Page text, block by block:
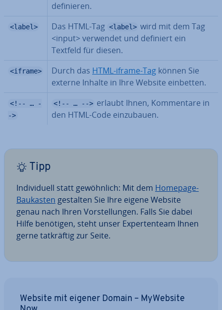
de­fi­nie­ren.
<label> Das HTML-Tag <label> wird mit dem Tag
<input> verwendet und definiert ein
Textfeld für diesen.
<iframe> Durch das HTML-iframe-Tag können Sie
externe Inhalte in Ihre Website einbetten.
<!-- … -
->
<!-- … --> erlaubt Ihnen, Kom­men­ta­re in
den HTML-Code ein­zu­bau­en.
Tipp
In­di­vi­du­ell statt ge­wöhn­lich: Mit dem Homepage-
Baukasten gestalten Sie Ihre eigene Website
genau nach Ihren Vor­stel­lun­gen. Falls Sie dabei
Hilfe benötigen, steht unser Ex­per­ten­team Ihnen
gerne tat­kräf­tig zur Seite.
Website mit eigener Domain – MyWebsite